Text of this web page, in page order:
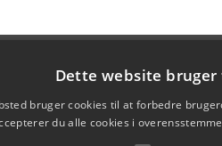
Dette website bruger
bruger cookies til at forbedre
du alle cookies i